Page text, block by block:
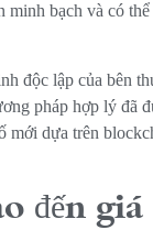
bạch và có
độc lập của bên
pháp hợp lý đã
mới dựa trên
đến